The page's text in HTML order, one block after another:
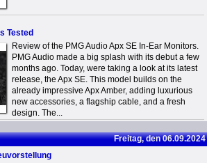
Tested
Review of the PMG Audio Apx SE In-Ear Monitors.
PMG Audio made a big splash with its debut a few
months ago. Today, were taking a look at its latest
release, the Apx SE. This model builds on the
already impressive Apx Amber, adding luxurious
new accessories, a flagship cable, and a fresh
design. The...
Freitag, den 06.09.2024